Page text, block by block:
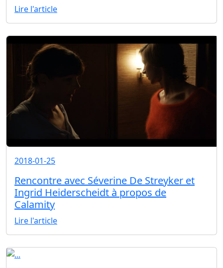
Lire l'article
2018-01-25
Rencontre avec Séverine De Streyker et
Ingrid Heiderscheidt à propos de
Calamity
Lire l'article